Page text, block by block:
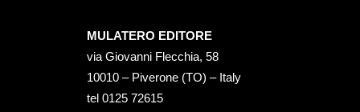
MULATERO EDITORE
via Giovanni Flecchia, 58
10010 – Piverone (TO) – Italy
tel ‭0125 72615‬